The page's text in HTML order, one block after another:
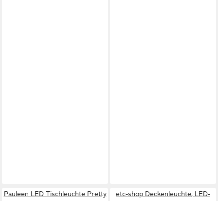
Pauleen LED Tischleuchte Pretty
etc-shop Deckenleuchte, LED-